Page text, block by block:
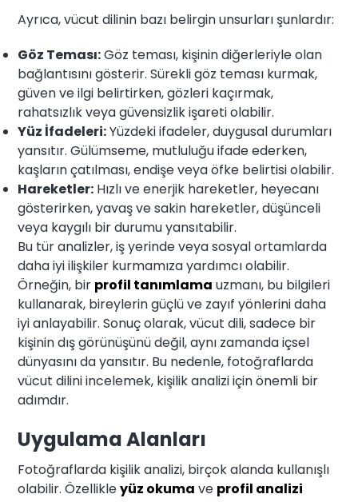
Ayrıca, vücut dilinin bazı belirgin unsurları şunlardır:
Göz Teması:Göz teması, kişinin diğerleriyle olan
bağlantısını gösterir. Sürekli göz teması kurmak,
güven ve ilgi belirtirken, gözleri kaçırmak,
rahatsızlık veya güvensizlik işareti olabilir.
Yüz İfadeleri:Yüzdeki ifadeler, duygusal durumları
yansıtır. Gülümseme, mutluluğu ifade ederken,
kaşların çatılması, endişe veya öfke belirtisi olabilir.
Hareketler: Hızlı ve enerjik hareketler, heyecanı
gösterirken, yavaş ve sakin hareketler, düşünceli
veya kaygılı bir durumu yansıtabilir.
Bu tür analizler, iş yerinde veya sosyal ortamlarda
daha iyi ilişkiler kurmamıza yardımcı olabilir.
Örneğin, bir profil tanımlama uzmanı, bu bilgileri
kullanarak, bireylerin güçlü ve zayıf yönlerini daha
iyi anlayabilir. Sonuç olarak, vücut dili, sadece bir
kişinin dış görünüşünü değil, aynı zamanda içsel
dünyasını da yansıtır. Bu nedenle, fotoğraflarda
vücut dilini incelemek, kişilik analizi için önemli bir
adımdır.
Uygulama Alanları
Fotoğraflarda kişilik analizi, birçok alanda kullanışlı
olabilir. Özellikleyüz okuma ve profil analizi